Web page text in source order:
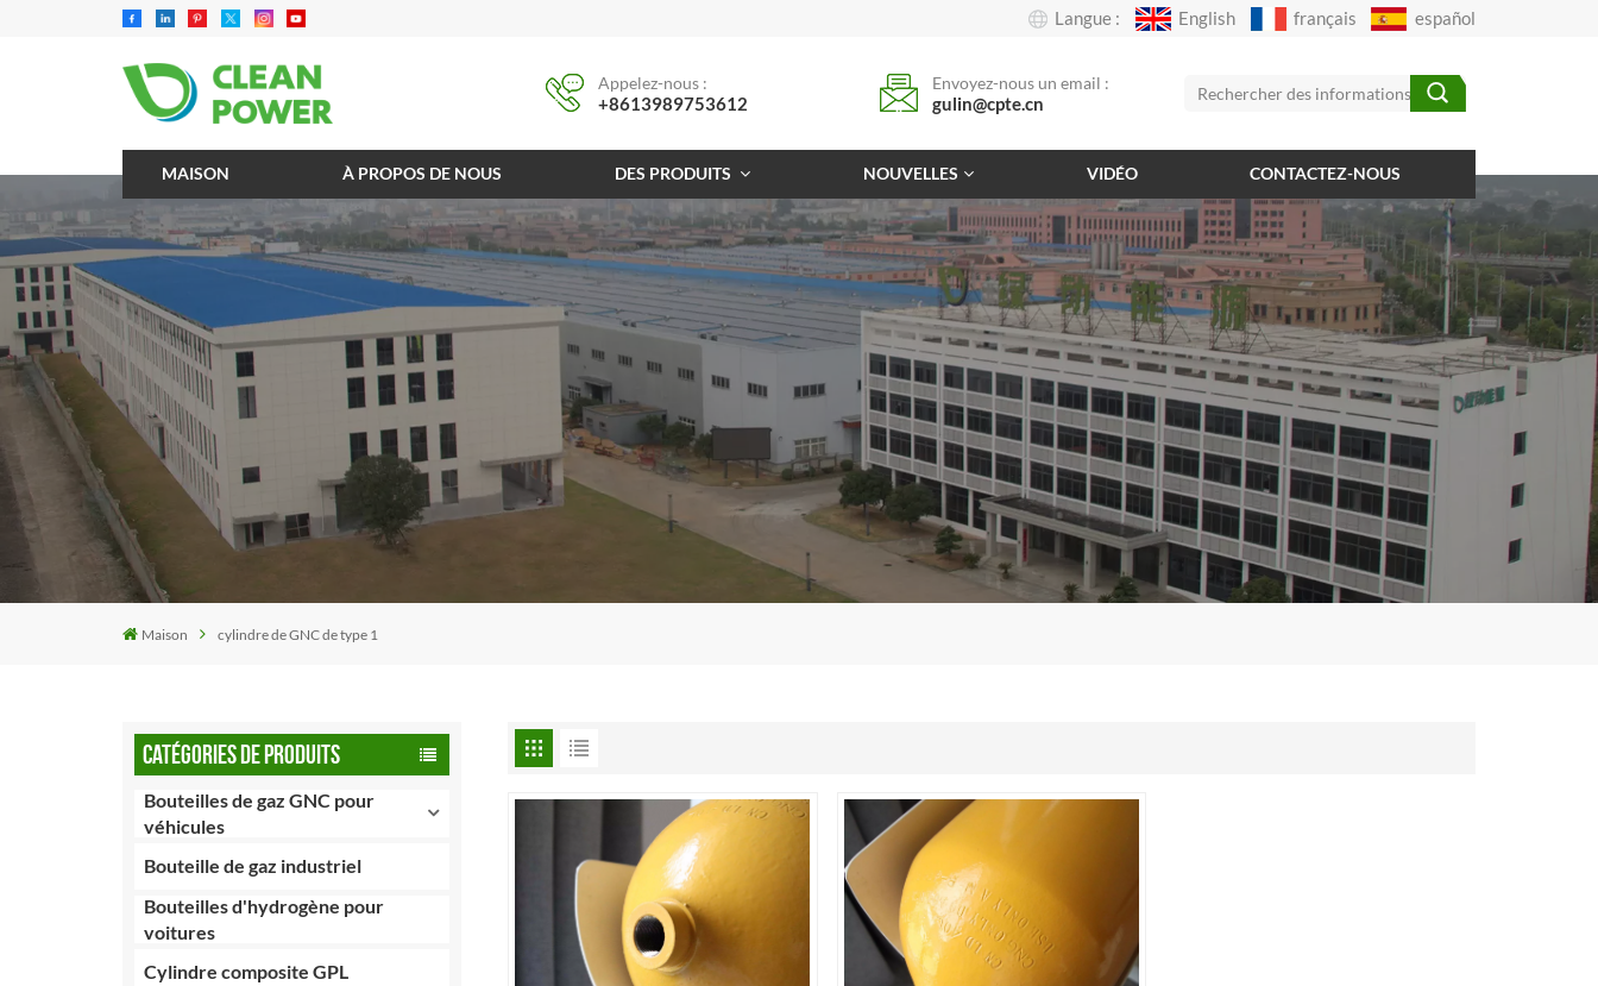
Langue : English français español
Appelez-nous :
+8613989753612
Envoyez-nous un email :
gulin@cpte.cn
MAISON À PROPOS DE NOUS DES PRODUITS NOUVELLES VIDÉO CONTACTEZ-NOUS
Maison cylindre de GNC de type 1
CATÉGORIES DE PRODUITS
Bouteilles de gaz GNC pour
véhicules
Bouteille de gaz industriel
Bouteilles d'hydrogène pour
voitures
Cylindre composite GPL